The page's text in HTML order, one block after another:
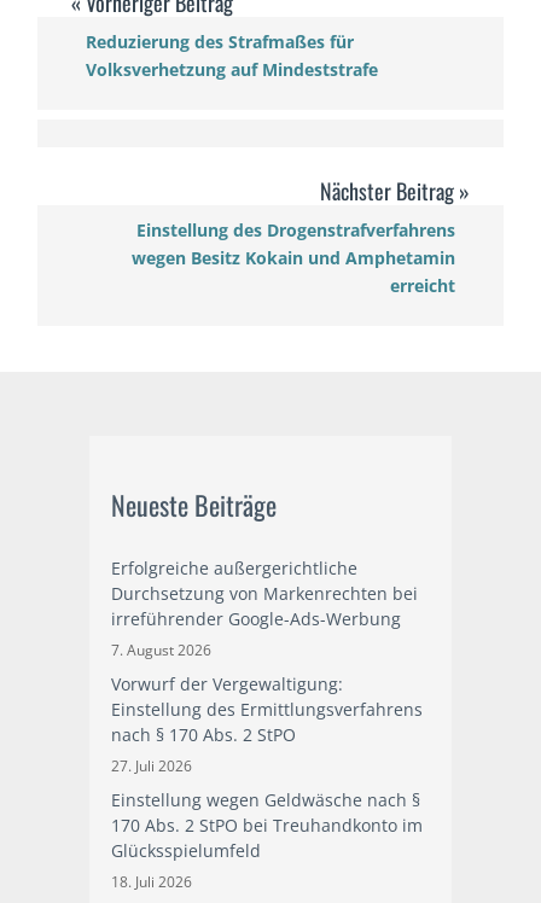
Reduzierung des Strafmaßes für
Volksverhetzung auf Mindeststrafe
Einstellung des Drogenstrafverfahrens
wegen Besitz Kokain und Amphetamin
erreicht
Neueste Beiträge
Erfolgreiche außergerichtliche
Durchsetzung von Markenrechten bei
irreführender Google-Ads-Werbung
7. August 2026
Vorwurf der Vergewaltigung:
Einstellung des Ermittlungsverfahrens
nach § 170 Abs. 2 StPO
27. Juli 2026
Einstellung wegen Geldwäsche nach §
170 Abs. 2 StPO bei Treuhandkonto im
Glücksspielumfeld
18. Juli 2026